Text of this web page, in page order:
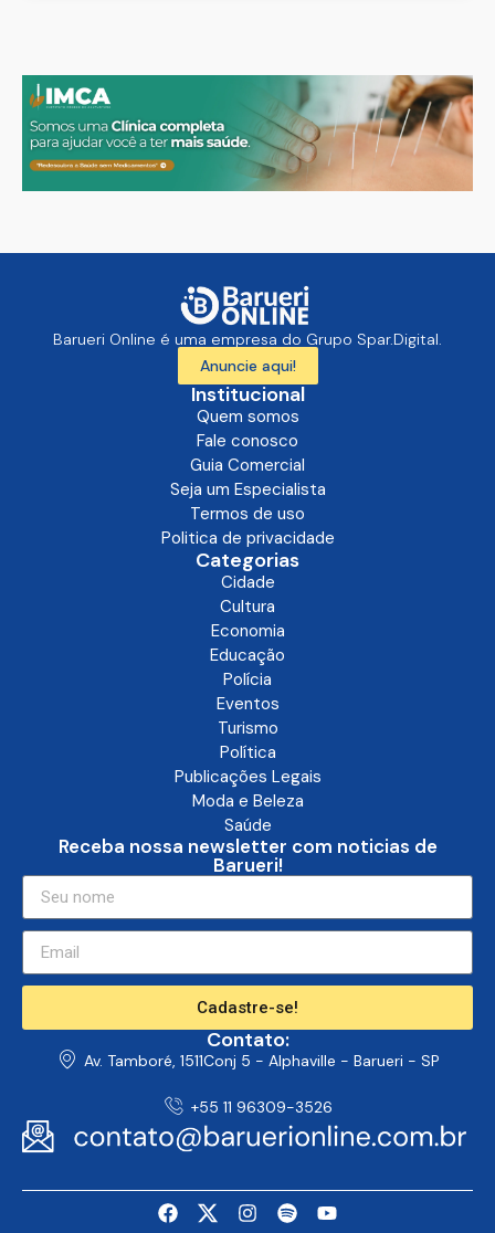
Barueri Online é uma empresa do Grupo Spar.Digital.
Anuncie aqui!
Institucional
Quem somos
Fale conosco
Guia Comercial
Seja um Especialista
Termos de uso
Politica de privacidade
Categorias
Cidade
Cultura
Economia
Educação
Polícia
Eventos
Turismo
Política
Publicações Legais
Moda e Beleza
Saúde
Receba nossa newsletter com noticias de
Barueri!
Cadastre-se!
Contato:
Av. Tamboré, 1511Conj 5 - Alphaville - Barueri - SP
+55 11 96309-3526